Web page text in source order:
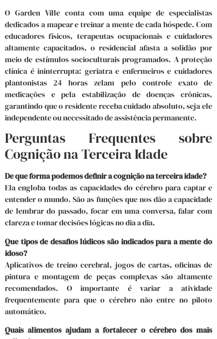
O Garden Ville conta com uma equipe de especialistas
dedicados a mapear e treinar a mente de cada hóspede. Com
educadores físicos, terapeutas ocupacionais e cuidadores
altamente capacitados, o residencial afasta a solidão por
meio de estímulos socioculturais programados. A proteção
clínica é ininterrupta: geriatra e enfermeiros e cuidadores
plantonistas 24 horas zelam pelo controle exato de
medicações e pela estabilização de doenças crônicas,
garantindo que o residente receba cuidado absoluto, seja ele
independente ou necessitado de assistência permanente.
Perguntas Frequentes sobre
Cognição na Terceira Idade
De que forma podemos definir a cognição na terceira idade?
Ela engloba todas as capacidades do cérebro para captar e
entender o mundo. São as funções que nos dão a capacidade
de lembrar do passado, focar em uma conversa, falar com
clareza e tomar decisões lógicas no dia a dia.
Que tipos de desafios lúdicos são indicados para a mente do
idoso?
Aplicativos de treino cerebral, jogos de cartas, oficinas de
pintura e montagem de peças complexas são altamente
recomendados. O importante é variar a atividade
frequentemente para que o cérebro não entre no piloto
automático.
Quais alimentos ajudam a fortalecer o cérebro dos mais